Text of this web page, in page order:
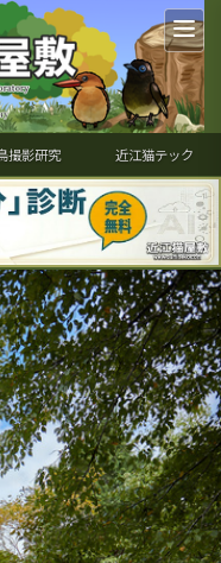
撮影研究 近江猫テック